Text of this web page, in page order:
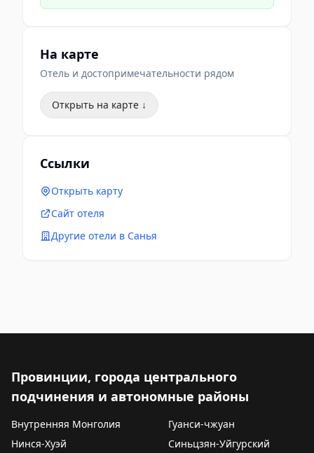
На карте
Отель и достопримечательности рядом
Открыть на карте ↓
Ссылки
Открыть карту
Сайт отеля
Другие отели в Санья
Провинции, города центрального
подчинения и автономные районы
Внутренняя Монголия
Гуанси-чжуан
Нинся-Хуэй
Синьцзян-Уйгурский